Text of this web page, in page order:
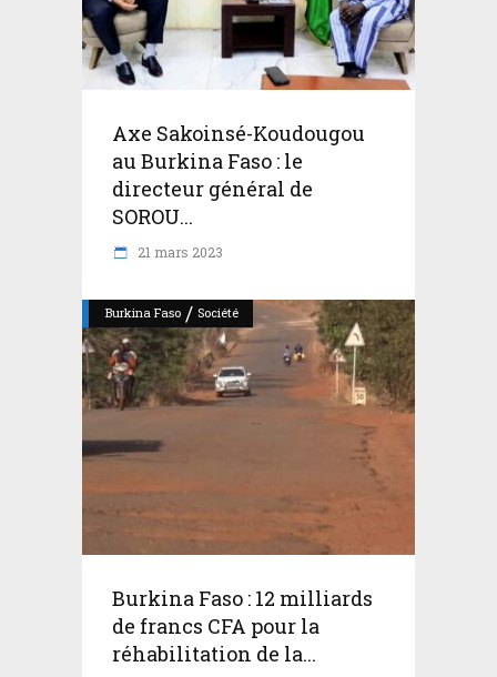
Axe Sakoinsé-Koudougou
au Burkina Faso : le
directeur général de
SOROU...
21 mars 2023
Burkina Faso / Société
Burkina Faso : 12 milliards
de francs CFA pour la
réhabilitation de la...